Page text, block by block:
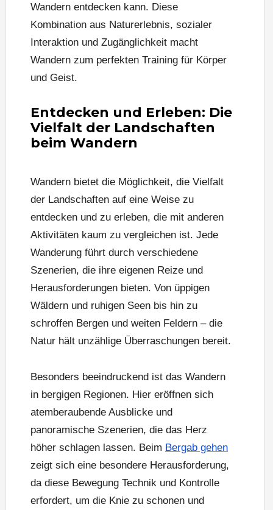
Wandern entdecken kann. Diese
Kombination aus Naturerlebnis, sozialer
Interaktion und Zugänglichkeit macht
Wandern zum perfekten Training für Körper
und Geist.
Entdecken und Erleben: Die
Vielfalt der Landschaften
beim Wandern
Wandern bietet die Möglichkeit, die Vielfalt
der Landschaften auf eine Weise zu
entdecken und zu erleben, die mit anderen
Aktivitäten kaum zu vergleichen ist. Jede
Wanderung führt durch verschiedene
Szenerien, die ihre eigenen Reize und
Herausforderungen bieten. Von üppigen
Wäldern und ruhigen Seen bis hin zu
schroffen Bergen und weiten Feldern – die
Natur hält unzählige Überraschungen bereit.
Besonders beeindruckend ist das Wandern
in bergigen Regionen. Hier eröffnen sich
atemberaubende Ausblicke und
panoramische Szenerien, die das Herz
höher schlagen lassen. Beim Bergab gehen
zeigt sich eine besondere Herausforderung,
da diese Bewegung Technik und Kontrolle
erfordert, um die Knie zu schonen und